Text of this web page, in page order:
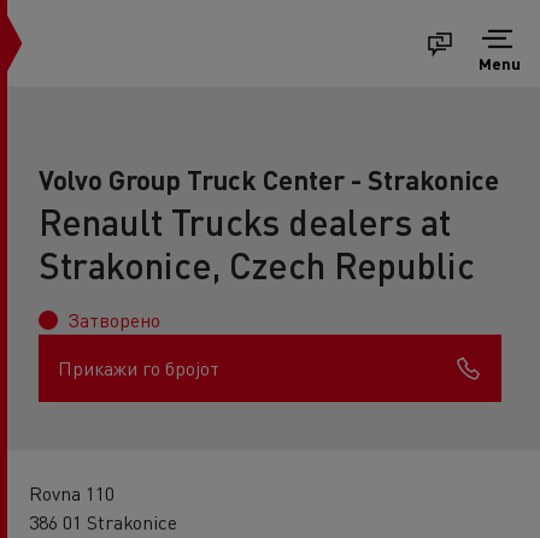
Menu
Volvo Group Truck Center - Strakonice
Renault Trucks dealers at
Strakonice, Czech Republic
Затворено
Прикажи го бројот
Rovna 110
386 01 Strakonice